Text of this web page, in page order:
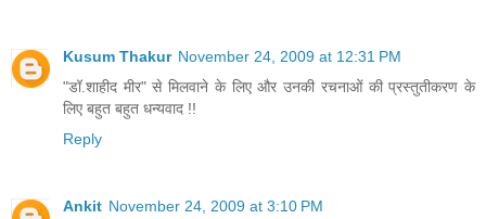
Kusum Thakur November 24, 2009 at 12:31 PM
"डॉ.शाहीद मीर" से मिलवाने के लिए और उनकी रचनाओं की प्रस्तुतीकरण के
लिए बहुत बहुत धन्यवाद !!
Reply
Ankit November 24, 2009 at 3:10 PM